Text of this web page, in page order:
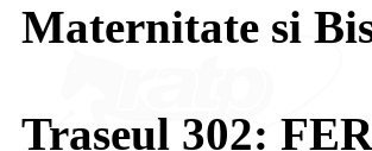
Maternitate si
Traseul 302: